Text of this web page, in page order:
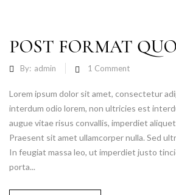
POST FORMAT
By: admin 1 Comment
Lorem ipsum dolor sit amet, consectetur
interdum odio lorem, non ultricies est
augue vitae risus convallis, imperdiet
Praesent sit amet ullamcorper nulla. Sed
In feugiat massa leo, ut imperdiet justo
porta...